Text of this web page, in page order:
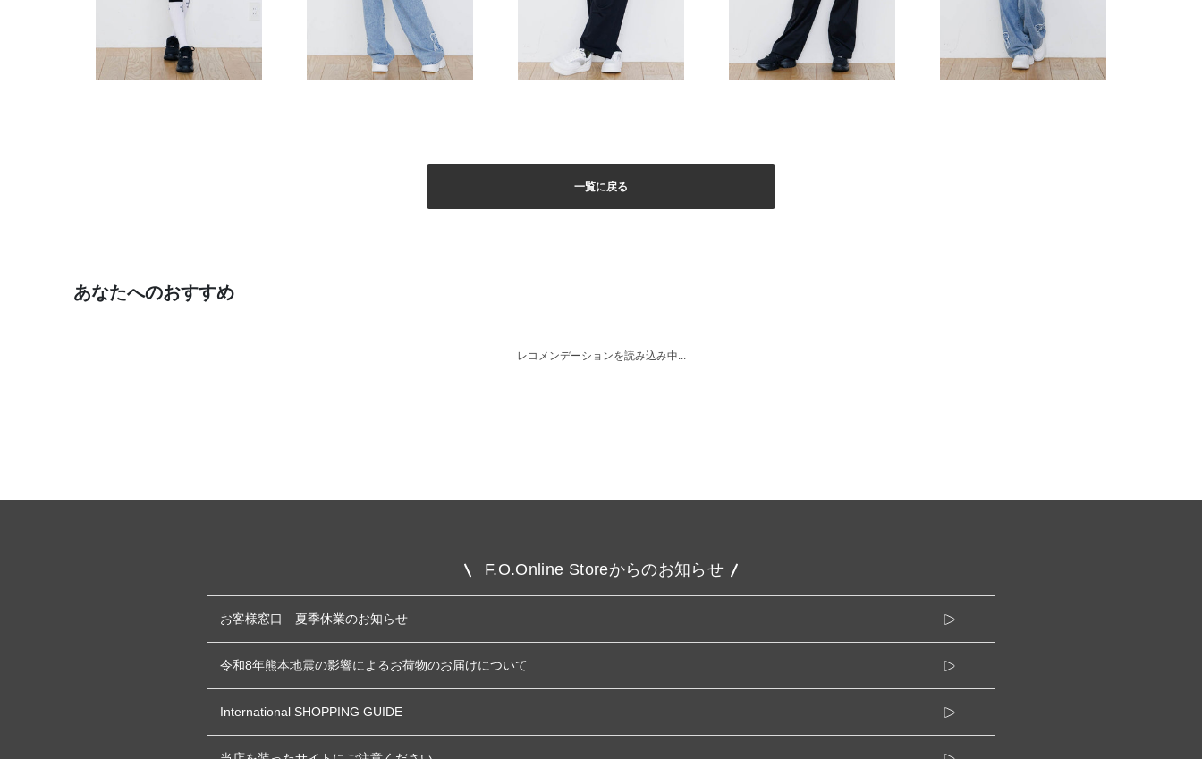
一覧に戻る
あなたへのおすすめ
レコメンデーションを読み込み中...
F.O.Online Storeからのお知らせ
お客様窓口 夏季休業のお知らせ
令和8年熊本地震の影響によるお荷物のお届けについて
International SHOPPING GUIDE